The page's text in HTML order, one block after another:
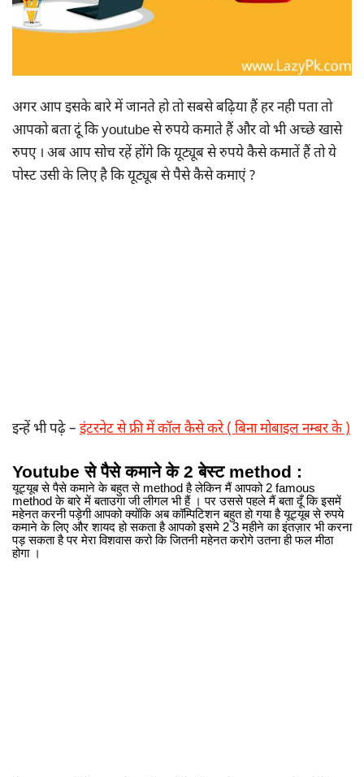
अगर आप इसके बारे में जानते हो तो सबसे बढ़िया हैं हर नही पता तो
आपको बता दूं कि youtube से रुपये कमाते हैं और वो भी अच्छे खासे
रुपए । अब आप सोच रहें होंगे कि यूट्यूब से रुपये कैसे कमातें हैं तो ये
पोस्ट उसी के लिए है कि यूट्यूब से पैसे कैसे कमाएं ?
इन्हें भी पढ़े – इंटरनेट से फ्री में कॉल कैसे करे ( बिना मोबाइल नम्बर के )
Youtube से पैसे कमाने के 2 बेस्ट method :
यूट्यूब से पैसे कमाने के बहुत से method है लेकिन मैं आपको 2 famous
method के बारे में बताउगा जी लीगल भी हैं । पर उससे पहले मैं बता दूँ कि इसमें
महेनत करनी पड़ेगी आपको क्योंकि अब कॉम्पिटिशन बहुत हो गया है यूट्यूब से रुपये
कमाने के लिए और शायद हो सकता है आपको इसमे 2 3 महीने का इंतज़ार भी करना
पड़ सकता है पर मेरा विशवास करो कि जितनी महेनत करोगे उतना ही फल मीठा
होगा ।